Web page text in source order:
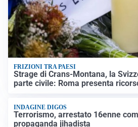
FRIZIONI TRA PAESI
Strage di Crans-Montana, la
parte civile: Roma presenta
INDAGINE DIGOS
Terrorismo, arrestato 16enne
propaganda jihadista